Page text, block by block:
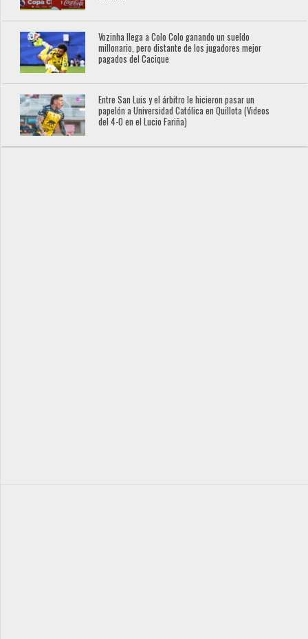
Vozinha llega a Colo Colo ganando un sueldo
millonario, pero distante de los jugadores mejor
pagados del Cacique
Entre San Luis y el árbitro le hicieron pasar un
papelón a Universidad Católica en Quillota (Videos
del 4-0 en el Lucio Fariña)